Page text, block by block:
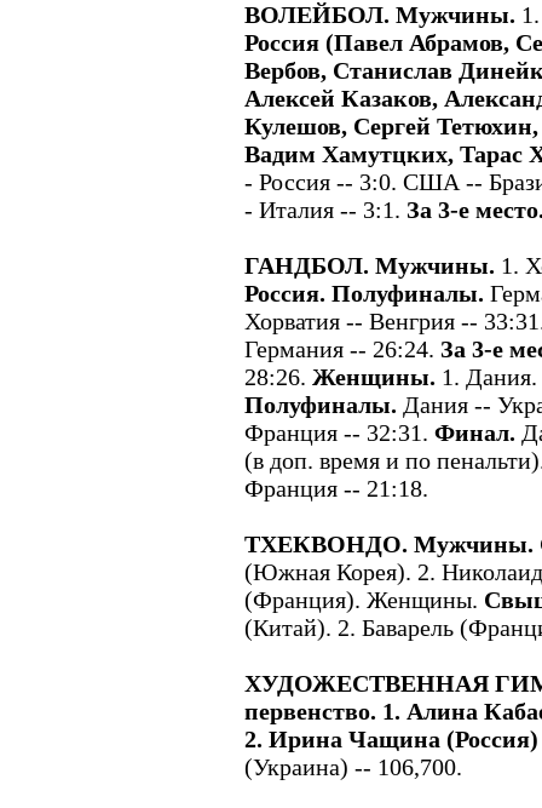
ВОЛЕЙБОЛ. Мужчины.
Россия (Павел Абрамов,
Вербов, Станислав
Алексей Казаков,
Кулешов, Сергей
Вадим Хамутцких, Тарас
- Россия -- 3:0. США --
- Италия -- 3:1. За 3-е
ГАНДБОЛ. Мужчины. 1.
Россия. Полуфиналы.
Хорватия -- Венгрия --
Германия -- 26:24. За 3-е
28:26. Женщины. 1.
Полуфиналы. Дания --
Франция -- 32:31. Финал.
(в доп. время и по
Франция -- 21:18.
ТХЕКВОНДО. Мужчины.
(Южная Корея). 2.
(Франция). Женщины.
(Китай). 2. Баварель
ХУДОЖЕСТВЕННАЯ
первенство. 1. Алина
2. Ирина Чащина
(Украина) -- 106,700.